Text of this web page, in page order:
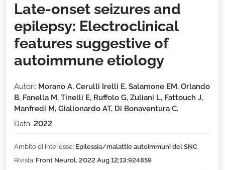
Late-onset seizures and
epilepsy: Electroclinical
features suggestive of
autoimmune etiology
Autori: Morano A, Cerulli Irelli E, Salamone EM, Orlando
B, Fanella M, Tinelli E, Ruffolo G, Zuliani L, Fattouch J,
Manfredi M, Giallonardo AT, Di Bonaventura C.
Data: 2022
Ambito di interesse: Epilessia/malattie autoimmuni del SNC
Rivista: Front Neurol. 2022 Aug 12;13:924859